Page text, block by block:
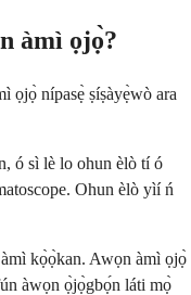
àmì ọjọ̀?
ọjọ̀ nípasẹ̀ ṣíṣàyẹ̀wò ara
ó sì lè lo ohun èlò tí ó
Ohun èlò yìí ń
kọ̀ọ̀kan. Awọn àmì ọjọ̀
àwọn ọ̀jọ̀gbọ́n láti mọ̀